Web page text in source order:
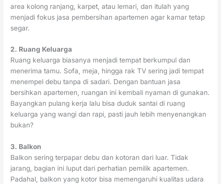
area kolong ranjang, karpet, atau lemari, dan itulah yang
menjadi fokus jasa pembersihan apartemen agar kamar tetap
segar.
2. Ruang Keluarga
Ruang keluarga biasanya menjadi tempat berkumpul dan
menerima tamu. Sofa, meja, hingga rak TV sering jadi tempat
menempel debu tanpa di sadari. Dengan bantuan jasa
bersihkan apartemen, ruangan ini kembali nyaman di gunakan.
Bayangkan pulang kerja lalu bisa duduk santai di ruang
keluarga yang wangi dan rapi, pasti jauh lebih menyenangkan
bukan?
3. Balkon
Balkon sering terpapar debu dan kotoran dari luar. Tidak
jarang, bagian ini luput dari perhatian pemilik apartemen.
Padahal, balkon yang kotor bisa memengaruhi kualitas udara